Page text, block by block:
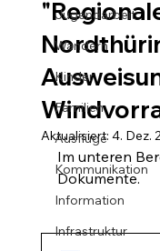
Jugendarbeit
Wandern
Kinder
Familien
Ausflüge
Kommunikation
Information
Infrastruktur
Aktualisiert: 4. Dez.
Im unteren
Dokumente.